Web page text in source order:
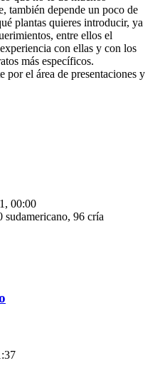
también depende un poco de
plantas quieres introducir, ya
entre ellos el
con ellas y con los
más específicos.
por el área de presentaciones y
00:00
sudamericano, 96 cría